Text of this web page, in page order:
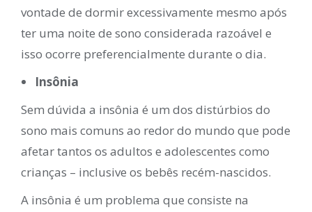
vontade de dormir excessivamente mesmo após
ter uma noite de sono considerada razoável e
isso ocorre preferencialmente durante o dia.
Insônia
Sem dúvida a insônia é um dos distúrbios do
sono mais comuns ao redor do mundo que pode
afetar tantos os adultos e adolescentes como
crianças – inclusive os bebês recém-nascidos.
A insônia é um problema que consiste na